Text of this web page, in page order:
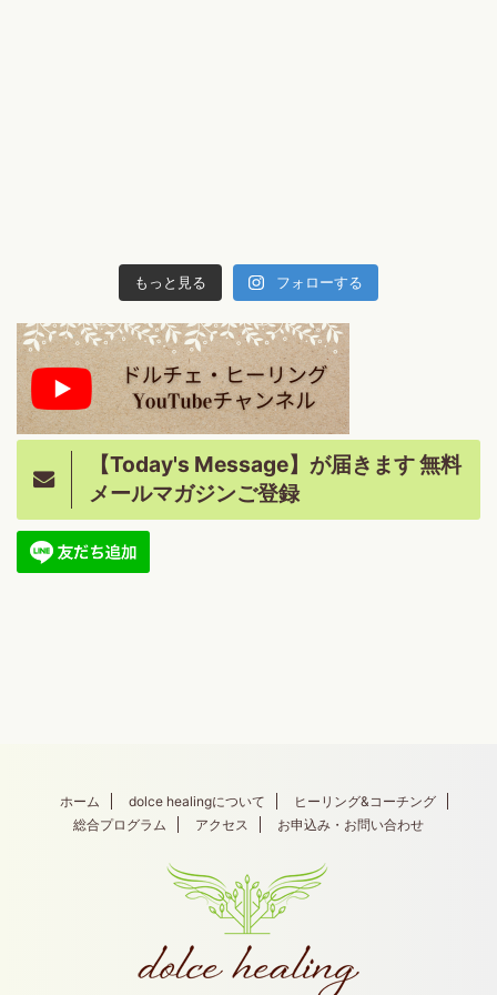
もっと見る フォローする
【Today's Message】が届きます 無料
メールマガジンご登録
ホーム dolce healingについて
ヒーリング&コーチング
総合プログラム
アクセス お申込み・お問い合わせ